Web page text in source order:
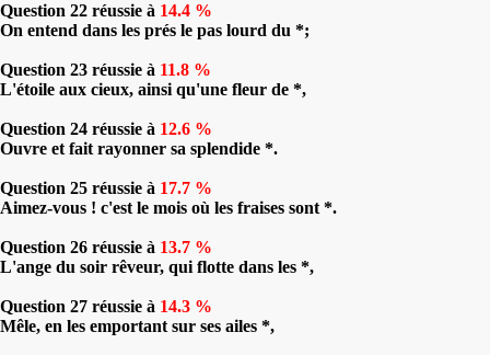
Question 22 réussie à 14.4 %
On entend dans les prés le pas lourd du *;
Question 23 réussie à 11.8 %
L'étoile aux cieux, ainsi qu'une fleur de *,
Question 24 réussie à 12.6 %
Ouvre et fait rayonner sa splendide *.
Question 25 réussie à 17.7 %
Aimez-vous ! c'est le mois où les fraises sont *.
Question 26 réussie à 13.7 %
L'ange du soir rêveur, qui flotte dans les *,
Question 27 réussie à 14.3 %
Mêle, en les emportant sur ses ailes *,